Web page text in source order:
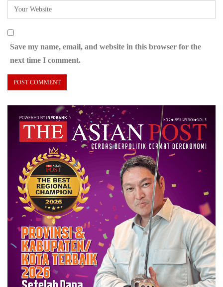
Save my name, email, and website in this browser for the
next time I comment.